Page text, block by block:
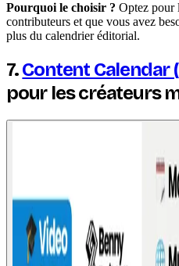
Pourquoi le choisir ? Optez pour
contributeurs et que vous avez
plus du calendrier éditorial.
7.Content Calendar
pour les créateurs